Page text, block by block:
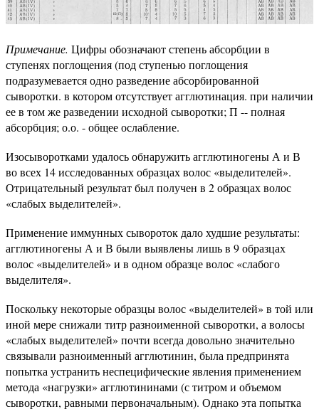
Примечание. Цифры обозначают степень абсорбции в
ступенях поглощения (под ступенью поглощения
подразумевается одно разведение абсорбированной
сыворотки. в котором отсутствует агглютинация. при наличии
ее в том же разведении исходной сыворотки; П -- полная
абсорбция; о.о. - общее ослабление.
Изосыворотками удалось обнаружить агглютиногены А и В
во всех 14 исследованных образцах волос «выделителей».
Отрицательный результат был получен в 2 образцах волос
«слабых выделителей».
Применение иммунных сывороток дало худшие результаты:
агглютиногены А и В были выявлены лишь в 9 образцах
волос «выделителей» и в одном образце волос «слабого
выделителя».
Поскольку некоторые образцы волос «выделителей» в той или
иной мере снижали титр разноименной сыворотки, а волосы
«слабых выделителей» почти всегда довольно значительно
связывали разноименный агглютинин, была предпринята
попытка устранить неспецифические явления применением
метода «нагрузки» агглютининами (с титром и объемом
сыворотки, равными первоначальным). Однако эта попытка